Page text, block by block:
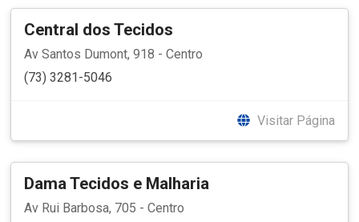
Central dos Tecidos
Av Santos Dumont, 918 - Centro
(73) 3281-5046
Visitar Página
Dama Tecidos e Malharia
Av Rui Barbosa, 705 - Centro